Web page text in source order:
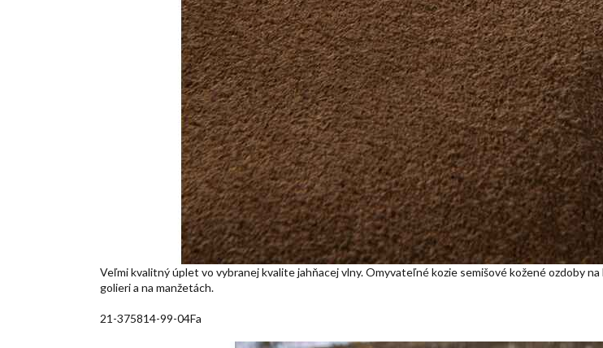
Veľmi kvalitný úplet vo vybranej kvalite jahňacej vlny. Omyvateľné kozie semišové kožené ozdoby
golieri a na manžetách.
21-375814-99-04Fa